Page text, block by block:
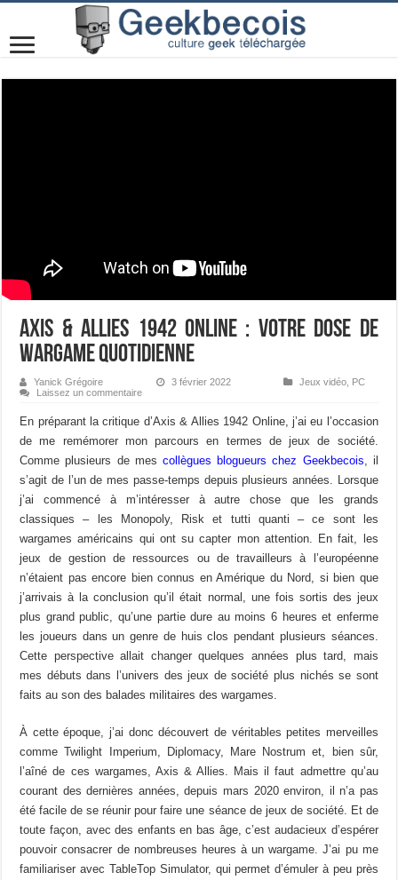
Axis & Allies 1942 Online : votre dose de
wargame quotidienne
Yanick Grégoire 3 février 2022 Jeux vidéo, PC
Laissez un commentaire
En préparant la critique d’Axis & Allies 1942 Online, j’ai eu l’occasion
de me remémorer mon parcours en termes de jeux de société.
Comme plusieurs de mes collègues blogueurs chez Geekbecois, il
s’agit de l’un de mes passe-temps depuis plusieurs années. Lorsque
j’ai commencé à m’intéresser à autre chose que les grands
classiques – les Monopoly, Risk et tutti quanti – ce sont les
wargames américains qui ont su capter mon attention. En fait, les
jeux de gestion de ressources ou de travailleurs à l’européenne
n’étaient pas encore bien connus en Amérique du Nord, si bien que
j’arrivais à la conclusion qu’il était normal, une fois sortis des jeux
plus grand public, qu’une partie dure au moins 6 heures et enferme
les joueurs dans un genre de huis clos pendant plusieurs séances.
Cette perspective allait changer quelques années plus tard, mais
mes débuts dans l’univers des jeux de société plus nichés se sont
faits au son des balades militaires des wargames.
À cette époque, j’ai donc découvert de véritables petites merveilles
comme Twilight Imperium, Diplomacy, Mare Nostrum et, bien sûr,
l’aîné de ces wargames, Axis & Allies. Mais il faut admettre qu’au
courant des dernières années, depuis mars 2020 environ, il n’a pas
été facile de se réunir pour faire une séance de jeux de société. Et de
toute façon, avec des enfants en bas âge, c’est audacieux d’espérer
pouvoir consacrer de nombreuses heures à un wargame. J’ai pu me
familiariser avec TableTop Simulator, qui permet d’émuler à peu près